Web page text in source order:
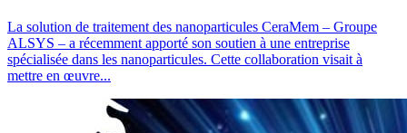
La solution de traitement des nanoparticules CeraMem – Groupe
ALSYS – a récemment apporté son soutien à une entreprise
spécialisée dans les nanoparticules. Cette collaboration visait à
mettre en œuvre...